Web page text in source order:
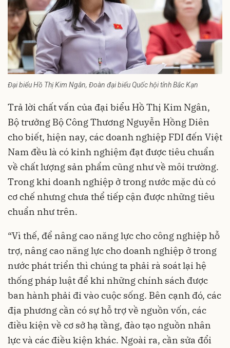
Đại biểu Hồ Thị Kim Ngân, Đoàn đại biểu Quốc hội tỉnh Bắc Kạn
Trả lời chất vấn của đại biểu Hồ Thị Kim Ngân,
Bộ trưởng Bộ Công Thương Nguyễn Hồng Diên
cho biết, hiện nay, các doanh nghiệp FDI đến Việt
Nam đều là có kinh nghiệm đạt được tiêu chuẩn
về chất lượng sản phẩm cũng như về môi trường.
Trong khi doanh nghiệp ở trong nước mặc dù có
cơ chế nhưng chưa thể tiếp cận được những tiêu
chuẩn như trên.
“Vì thế, để nâng cao năng lực cho công nghiệp hỗ
trợ, nâng cao năng lực cho doanh nghiệp ở trong
nước phát triển thì chúng ta phải rà soát lại hệ
thống pháp luật để khi những chính sách được
ban hành phải đi vào cuộc sống. Bên cạnh đó, các
địa phương cần có sự hỗ trợ về nguồn vốn, các
điều kiện về cơ sở hạ tầng, đào tạo nguồn nhân
lực và các điều kiện khác. Ngoài ra, cần sửa đổi